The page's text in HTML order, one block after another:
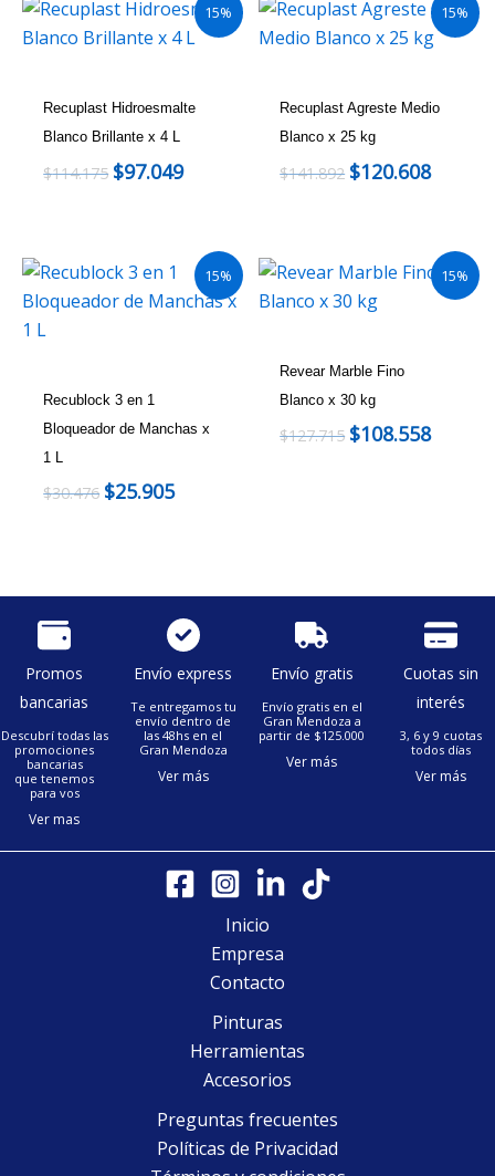
15%
Recuplast Hidroesmalte
Blanco Brillante x 4 L
$114.175 $97.049
15%
Recuplast Agreste Medio
Blanco x 25 kg
$141.892 $120.608
15%
Recublock 3 en 1
Bloqueador de Manchas x
1 L
$30.476 $25.905
15%
Revear Marble Fino
Blanco x 30 kg
$127.715 $108.558
Promos
bancarias
Descubrí todas las
promociones
bancarias
que tenemos
para vos
Ver mas
Envío express
Te entregamos tu
envío dentro de
las 48hs en el
Gran Mendoza
Ver más
Envío gratis
Envío gratis en el
Gran Mendoza a
partir de $125.000
Ver más
Cuotas sin
interés
3, 6 y 9 cuotas
todos días
Ver más
Inicio
Empresa
Contacto
Pinturas
Herramientas
Accesorios
Preguntas frecuentes
Políticas de Privacidad